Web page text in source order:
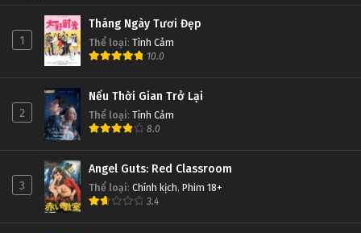
1
Tháng Ngày Tươi Đẹp
Thể loại: Tình Cảm
10.0
2
Nếu Thời Gian Trở Lại
Thể loại: Tình Cảm
8.0
3
Angel Guts: Red Classroom
Thể loại: Chính kịch, Phim 18+
3.4